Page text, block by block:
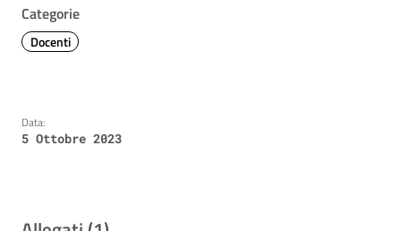
Categorie
Docenti
Data:
5 Ottobre 2023